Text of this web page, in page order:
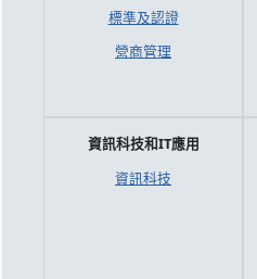
標準及認證
營商管理
資訊科技和IT應用
資訊科技